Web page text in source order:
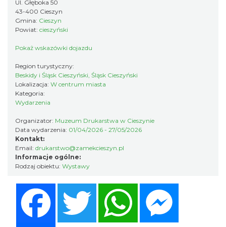
Spektakl "Tajemnica 16. piętra"
0.11 km
Koncert KARUZELA GNA
0.11 km
Ul. Głęboka 50
43-400 Cieszyn
Gmina: Cieszyn
Powiat: cieszyński
Pokaż wskazówki dojazdu
Region turystyczny:
Beskidy i Śląsk Cieszyński, Śląsk Cieszyński
Lokalizacja: W centrum miasta
Kategoria:
Wydarzenia
Organizator: Muzeum Drukarstwa w Cieszynie
Data wydarzenia: 01/04/2026 - 27/05/2026
Kontakt:
Email: drukarstwo@zamekcieszyn.pl
Informacje ogólne:
Rodzaj obiektu: Wystawy
Twitter WhatsApp